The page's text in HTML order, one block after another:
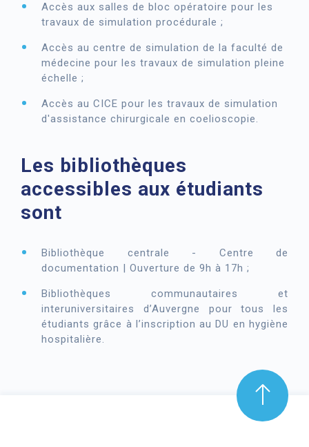
Accès aux salles de bloc opératoire pour les
travaux de simulation procédurale ;
Accès au centre de simulation de la faculté de
médecine pour les travaux de simulation pleine
échelle ;
Accès au CICE pour les travaux de simulation
d'assistance chirurgicale en coelioscopie.
Les bibliothèques
accessibles aux étudiants
sont
Bibliothèque centrale - Centre de
documentation | Ouverture de 9h à 17h ;
Bibliothèques communautaires et
interuniversitaires d’Auvergne pour tous les
étudiants grâce à l’inscription au DU en hygiène
hospitalière.